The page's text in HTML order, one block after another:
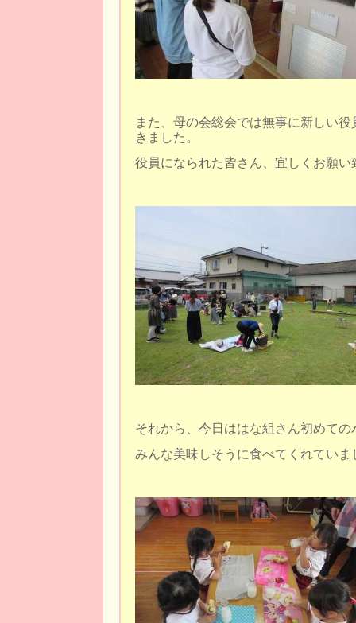
また、母の会総会では無事に新しい
きました。
役員になられた皆さん、宜しくお願い
それから、今日ははな組さん初めての
みんな美味しそうに食べてくれていま